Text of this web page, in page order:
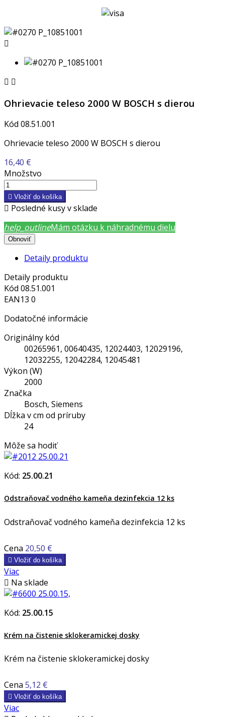

 
Ohrievacie teleso 2000 W BOSCH s dierou
Kód 08.51.001
Ohrievacie teleso 2000 W BOSCH s dierou
16,40 €
Množstvo
 Vložiť do košíka
 Posledné kusy v sklade
help_outlineMám otázku k náhradnému dielu
Detaily produktu
Detaily produktu
Kód 08.51.001
EAN13 0
Dodatočné informácie
Originálny kód
00265961, 00640435, 12024403, 12029196,
12032255, 12042284, 12045481
Výkon (W)
2000
Značka
Bosch, Siemens
Dĺžka v cm od príruby
24
Môže sa hodiť
Kód: 25.00.21
Odstraňovač vodného kameňa dezinfekcia 12 ks
Odstraňovač vodného kameňa dezinfekcia 12 ks
Cena 20,50 €
 Vložiť do košíka
Viac
 Na sklade
Kód: 25.00.15
Krém na čistenie sklokeramickej dosky
Krém na čistenie sklokeramickej dosky
Cena 5,12 €
 Vložiť do košíka
Viac